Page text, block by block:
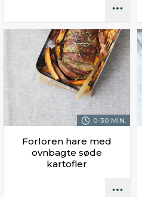
0-30 MIN.
Forloren hare med
ovnbagte søde
kartofler